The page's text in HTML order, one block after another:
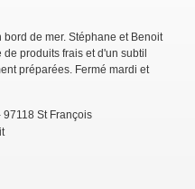
de mer. Stéphane et Benoit
produits frais et d'un subtil
préparées. Fermé mardi et
St François